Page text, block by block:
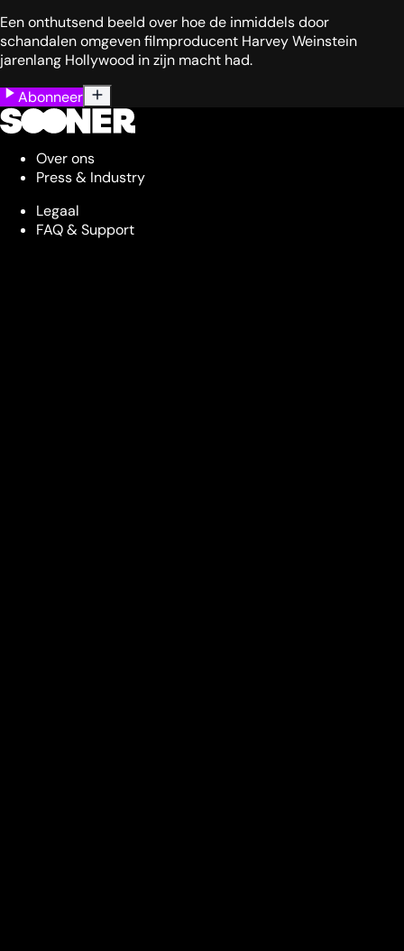
Een onthutsend beeld over hoe de inmiddels door
schandalen omgeven filmproducent Harvey Weinstein
jarenlang Hollywood in zijn macht had.
Abonneer
Over ons
Press & Industry
Legaal
FAQ & Support